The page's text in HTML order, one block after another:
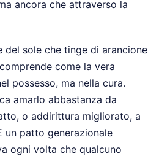
ancora che attraverso la
del sole che tinge di arancione
come la vera
possesso, ma nella cura.
amarlo abbastanza da
o addirittura migliorato, a
un patto generazionale
ogni volta che qualcuno